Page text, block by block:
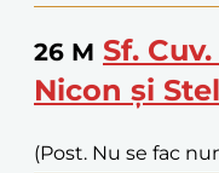
26 M Sf.
Nicon și
(Post. Nu se fac